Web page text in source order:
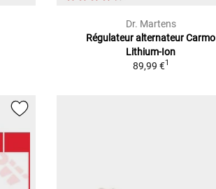
Dr. Martens
Régulateur alternateur Carmo
Lithium-Ion
89,99 €1